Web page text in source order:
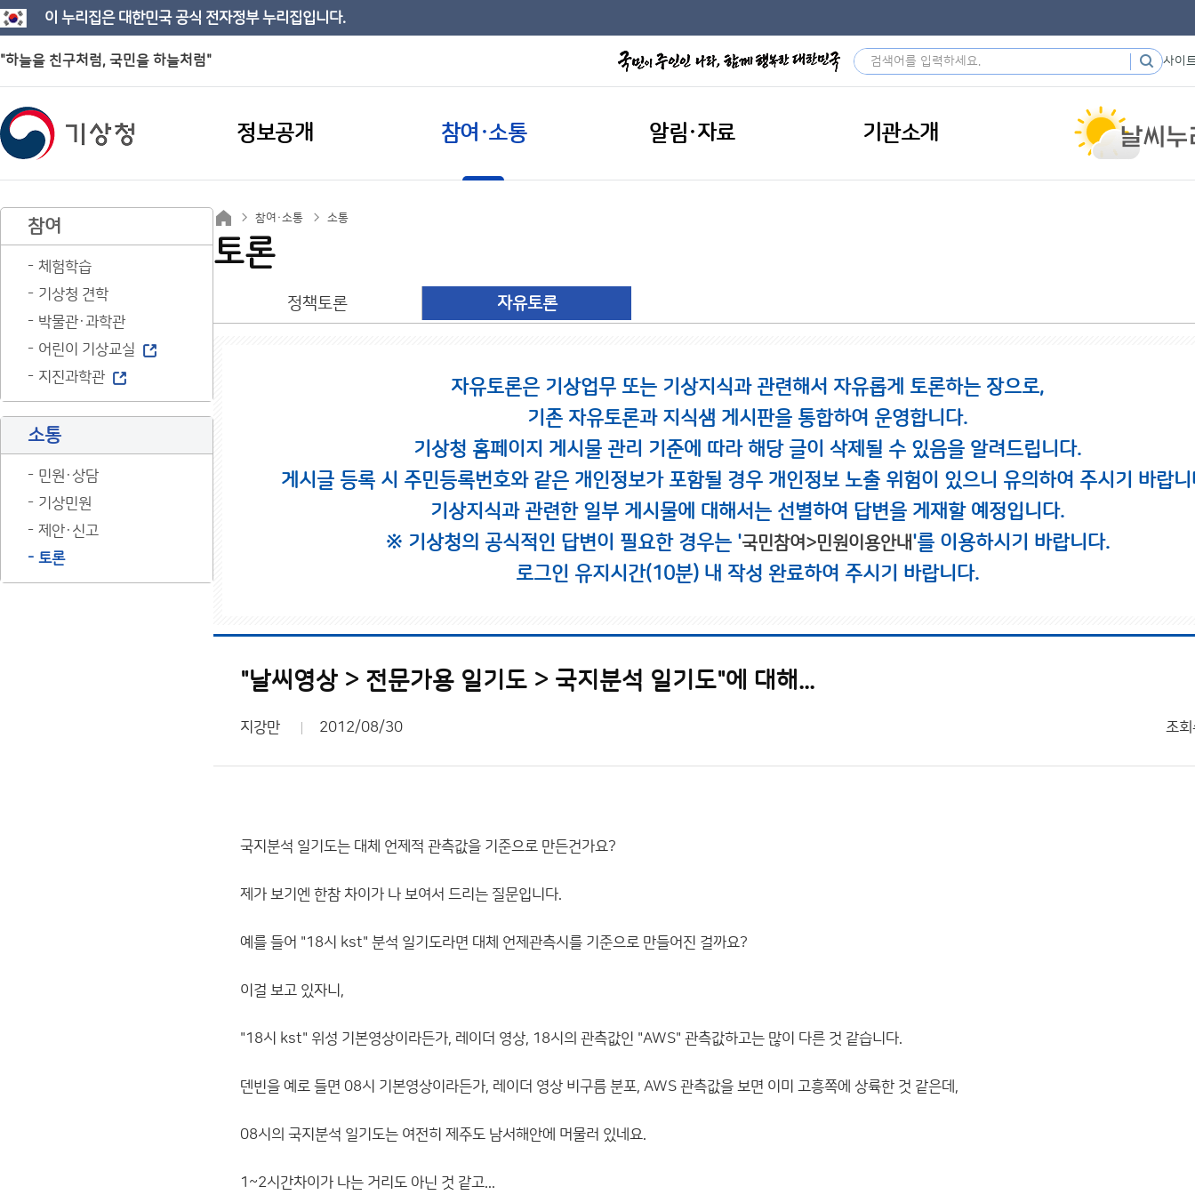
이 누리집은 대한민국 공식 전자정부 누리집입니다.
"하늘을 친구처럼, 국민을 하늘처럼" 사이
정보공개 참여·소통 알림·자료 기관소개
참여
체험학습
기상청 견학
박물관·과학관
어린이 기상교실
지진과학관
소통
민원·상담
기상민원
제안·신고
토론
참여·소통 소통
토론
정책토론 자유토론
자유토론은 기상업무 또는 기상지식과 관련해서 자유롭게 토론하는 장으로,
기존 자유토론과 지식샘 게시판을 통합하여 운영합니다.
기상청 홈페이지 게시물 관리 기준에 따라 해당 글이 삭제될 수 있음을 알려드립니다.
게시글 등록 시 주민등록번호와 같은 개인정보가 포함될 경우 개인정보 노출 위험이 있으니 유의하여 주시기 바랍니
기상지식과 관련한 일부 게시물에 대해서는 선별하여 답변을 게재할 예정입니다.
※ 기상청의 공식적인 답변이 필요한 경우는 '국민참여>민원이용안내'를 이용하시기 바랍니다.
로그인 유지시간(10분) 내 작성 완료하여 주시기 바랍니다.
"날씨영상 > 전문가용 일기도 > 국지분석 일기도"에 대해...
지강만 2012/08/30 조회
국지분석 일기도는 대체 언제적 관측값을 기준으로 만든건가요?
제가 보기엔 한참 차이가 나 보여서 드리는 질문입니다.
예를 들어 "18시 kst" 분석 일기도라면 대체 언제관측시를 기준으로 만들어진 걸까요?
이걸 보고 있자니,
"18시 kst" 위성 기본영상이라든가, 레이더 영상, 18시의 관측값인 "AWS" 관측값하고는 많이 다른 것 같습니다.
덴빈을 예로 들면 08시 기본영상이라든가, 레이더 영상 비구름 분포, AWS 관측값을 보면 이미 고흥쪽에 상륙한 것 같은데,
08시의 국지분석 일기도는 여전히 제주도 남서해안에 머물러 있네요.
1~2시간차이가 나는 거리도 아닌 것 같고...